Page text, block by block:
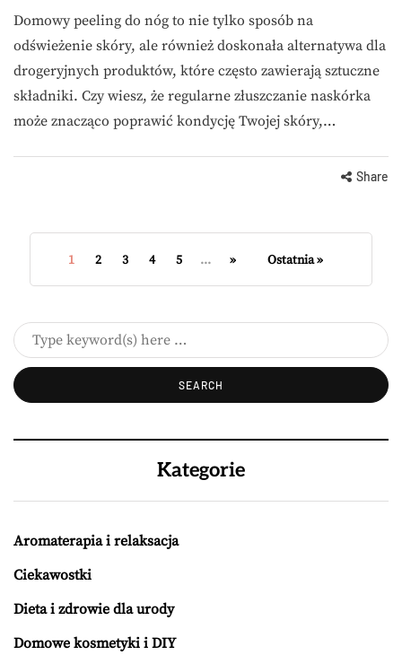
Domowy peeling do nóg to nie tylko sposób na
odświeżenie skóry, ale również doskonała alternatywa dla
drogeryjnych produktów, które często zawierają sztuczne
składniki. Czy wiesz, że regularne złuszczanie naskórka
może znacząco poprawić kondycję Twojej skóry,…
Share
1 2 3 4 5 ... » Ostatnia »
Kategorie
Aromaterapia i relaksacja
Ciekawostki
Dieta i zdrowie dla urody
Domowe kosmetyki i DIY